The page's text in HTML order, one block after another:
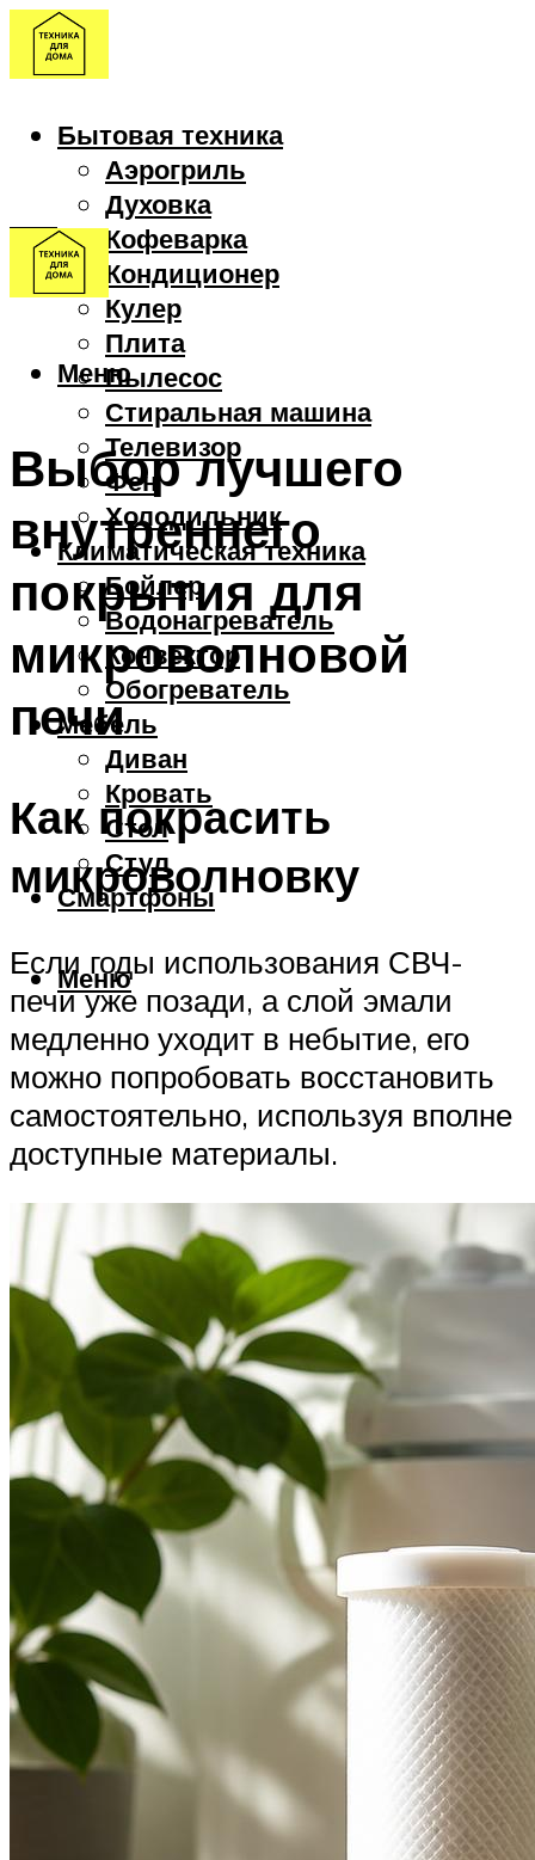
Бытовая техника
Аэрогриль
Духовка
Кофеварка
Кондиционер
Кулер
Плита
Пылесос
Стиральная машина
Телевизор
Фен
Холодильник
Климатическая техника
Бойлер
Водонагреватель
Конвектор
Обогреватель
Мебель
Диван
Кровать
Стол
Стул
Смартфоны
Меню
Меню
Выбор лучшего
внутреннего
покрытия для
микроволновой
печи
Как покрасить
микроволновку
Если годы использования СВЧ-
печи уже позади, а слой эмали
медленно уходит в небытие, его
можно попробовать восстановить
самостоятельно, используя вполне
доступные материалы.